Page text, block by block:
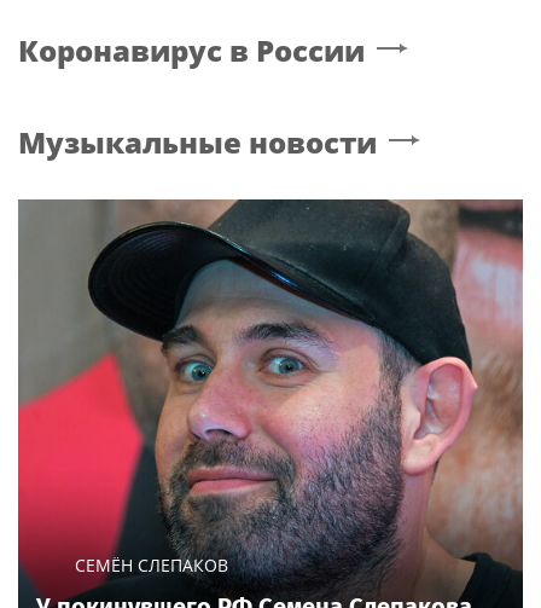
Коронавирус в России
Музыкальные новости
СЕМЁН СЛЕПАКОВ